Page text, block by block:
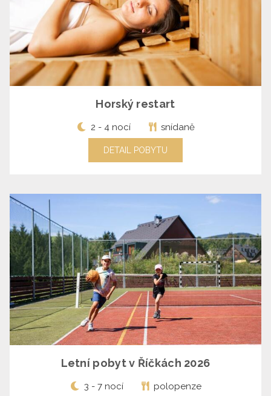
Horský restart
2 - 4 nocí snídaně
DETAIL POBYTU
Letní pobyt v Říčkách 2026
3 - 7 nocí polopenze